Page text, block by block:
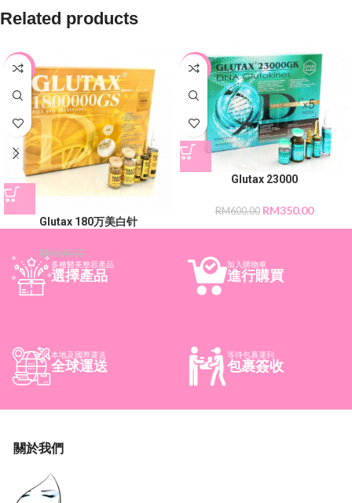
Related products
-20%
Glutax 180万美白针
RM600.00
-42%
Glutax 23000
RM600.00 RM350.00
多種醫美整容產品
選擇產品
加入購物車
進行購買
本地及國際運送
全球運送
等待包裹運到
包裹簽收
關於我們